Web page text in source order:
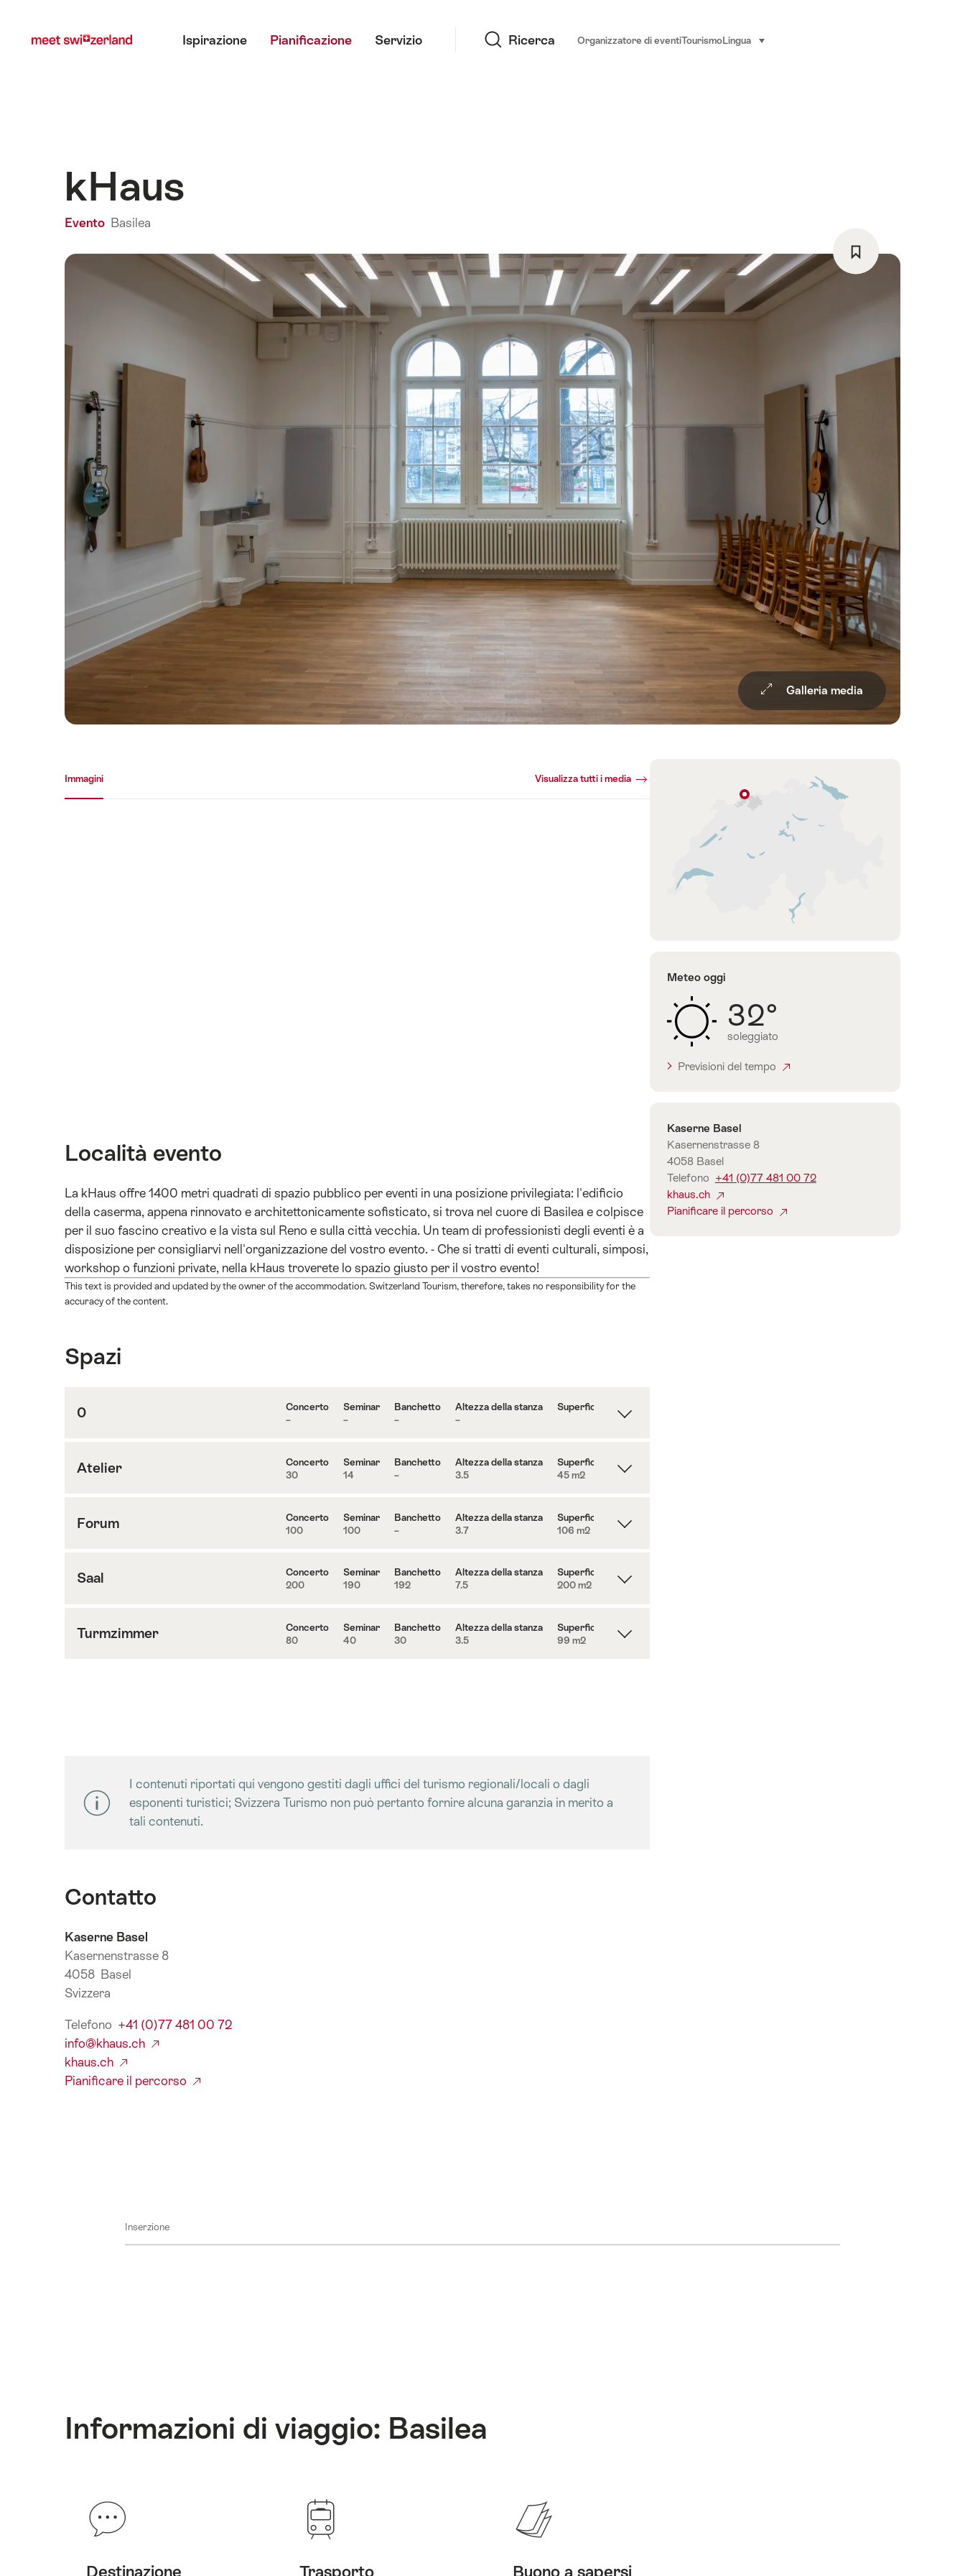
myswitzerland.com
Ispirazione Pianificazione Servizio Ricerca Organizzatore di eventiTourismoLingua seleziona (clicca per visualizzare)
kHaus
Evento Basilea
Galleria media
Immagini Visualizza tutti i media
Località evento
La kHaus offre 1400 metri quadrati di spazio pubblico per eventi in una posizione privilegiata: l'edificio
della caserma, appena rinnovato e architettonicamente sofisticato, si trova nel cuore di Basilea e colpisce
per il suo fascino creativo e la vista sul Reno e sulla città vecchia. Un team di professionisti degli eventi è a
disposizione per consigliarvi nell'organizzazione del vostro evento. - Che si tratti di eventi culturali, simposi,
workshop o funzioni private, nella kHaus troverete lo spazio giusto per il vostro evento!
This text is provided and updated by the owner of the accommodation. Switzerland Tourism, therefore, takes no responsibility for the
accuracy of the content.
Spazi
0
Contenuti
0
Concerto
–
Seminar
–
Banchetto
–
Altezza della stanza
–
Superficie
Atelier
Contenuti
Atelier
Concerto
30
Seminar
14
Banchetto
–
Altezza della stanza
3.5
Superficie
45 m2
Forum
Contenuti
Forum
Concerto
100
Seminar
100
Banchetto
–
Altezza della stanza
3.7
Superficie
106 m2
Saal
Contenuti
Saal
Concerto
200
Seminar
190
Banchetto
192
Altezza della stanza
7.5
Superficie
200 m2
Turmzimmer
Contenuti
Concerto
80
Seminar
40
Banchetto
30
Altezza della stanza
3.5
Superficie
99 m2
I contenuti riportati qui vengono gestiti dagli uffici del turismo regionali/locali o dagli
esponenti turistici; Svizzera Turismo non può pertanto fornire alcuna garanzia in merito a
tali contenuti.
Contatto
Kaserne Basel
Kasernenstrasse 8
4058 Basel
Svizzera
Telefono +41 (0)77 481 00 72
info@khaus.ch
khaus.ch
Pianificare il percorso
Meteo oggi
32°
soleggiato
Previsioni del tempo
Contatto
Kaserne Basel
Kasernenstrasse 8
4058 Basel
Telefono +41 (0)77 481 00 72
khaus.ch
Pianificare il percorso
Inserzione
Informazioni di viaggio: Basilea
Destinazione Trasporto Buono a sapersi